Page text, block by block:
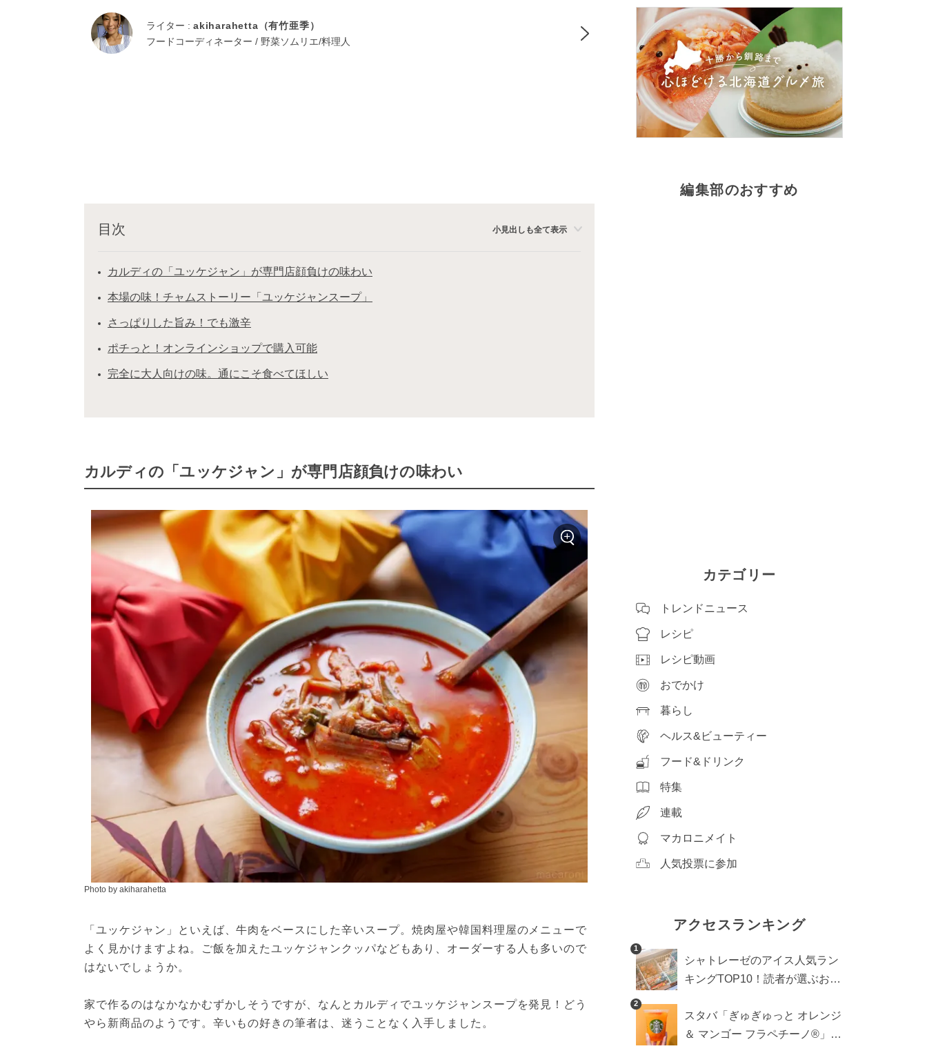
ライター : akiharahetta（有竹亜季）
フードコーディネーター / 野菜ソムリエ/料理人
目次 小見出しも全て表示
カルディの「ユッケジャン」が専門店顔負けの味わい
本場の味！チャムストーリー「ユッケジャンスープ」
さっぱりした旨み！でも激辛
ポチっと！オンラインショップで購入可能
完全に大人向けの味。通にこそ食べてほしい
カルディの「ユッケジャン」が専門店顔負けの味わい
Photo by akiharahetta
「ユッケジャン」といえば、牛肉をベースにした辛いスープ。焼肉屋や韓国料理屋のメニューで
よく見かけますよね。ご飯を加えたユッケジャンクッパなどもあり、オーダーする人も多いので
はないでしょうか。
家で作るのはなかなかむずかしそうですが、なんとカルディでユッケジャンスープを発見！どう
やら新商品のようです。辛いもの好きの筆者は、迷うことなく入手しました。
編集部のおすすめ
カテゴリー
トレンドニュース
レシピ
レシピ動画
おでかけ
暮らし
ヘルス&ビューティー
フード&ドリンク
特集
連載
マカロニメイト
人気投票に参加
アクセスランキング
1
シャトレーゼのアイス人気ラン
キングTOP10！読者が選ぶおす
2
スタバ「ぎゅぎゅっと オレンジ
＆ マンゴー フラペチーノ®」の